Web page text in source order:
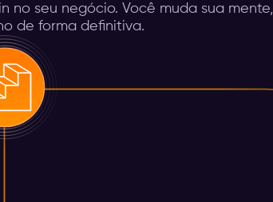
no seu negócio. Você muda sua mente,
de forma definitiva.